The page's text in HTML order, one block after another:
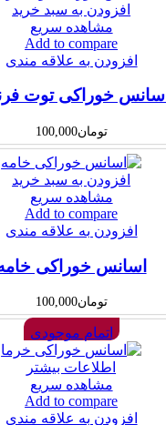
افزودن به سبد خرید
مشاهده سریع
Add to compare
افزودن به علاقه مندی
اسانس خوراکی توت
تومان100,000
افزودن به سبد خرید
مشاهده سریع
Add to compare
افزودن به علاقه مندی
اسانس خوراکی
تومان100,000
اتمام موجودی
اطلاعات بیشتر
مشاهده سریع
Add to compare
افزودن به علاقه مندی